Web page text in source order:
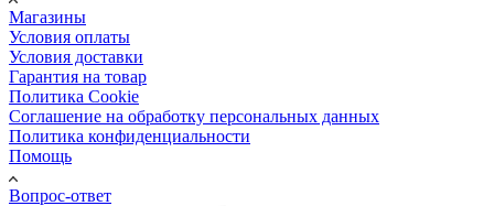
Магазины
Условия оплаты
Условия доставки
Гарантия на товар
Политика Cookie
Соглашение на обработку персональных данных
Политика конфиденциальности
Помощь
Вопрос-ответ